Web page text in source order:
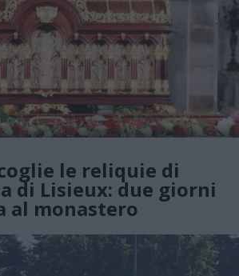
le reliquie di
di Lisieux: due giorni
al monastero